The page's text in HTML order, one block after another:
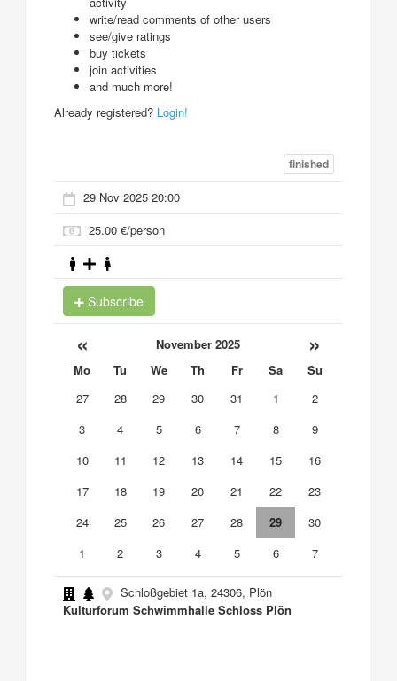
write/read comments of other users
see/give ratings
buy tickets
join activities
and much more!
Already registered? Login!
finished
29 Nov 2025 20:00
25.00 €/person
Subscribe
« November 2025 »
Mo Tu We Th Fr Sa
Su
27
28 29 30 31 1
2
3
4 5 6 7 8
9
10
11 12 13 14 15
16
17
18 19 20 21 22
23
24
25 26 27 28 29
30
1
2 3 4 5 6 7
Schloßgebiet 1a, 24306, Plön
Kulturforum Schwimmhalle Schloss Plön